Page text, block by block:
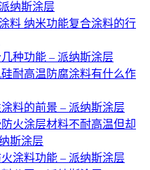
纳斯涂层
料 纳米功能复合涂料的行
种功能 – 派纳斯涂层
耐高温防腐涂料有什么作
料的前景 – 派纳斯涂层
火涂层材料不耐高温但却
斯涂层
涂料功能 – 派纳斯涂层